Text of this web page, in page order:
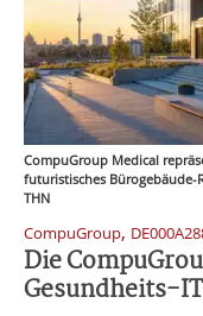
CompuGroup Medical
futuristisches Bürogebäude-
THN
CompuGroup,
Die
Gesundheits-